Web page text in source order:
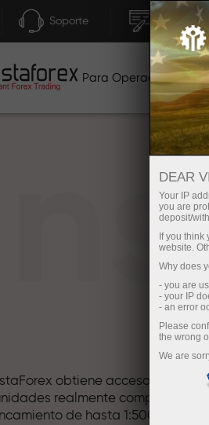
Soporte Apertura
Para Operadores
obtiene acceso a
realmente competitivas:
de hasta 1:5000, unos
DEAR
Your IP
you are
deposit/
If you
website.
Why does
- you are
- your IP
- an error
Please
the wrong
We are